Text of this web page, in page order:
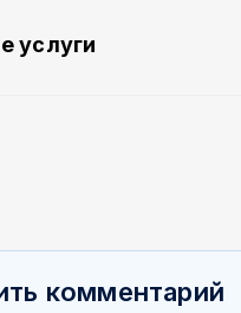
услуги
комментарий